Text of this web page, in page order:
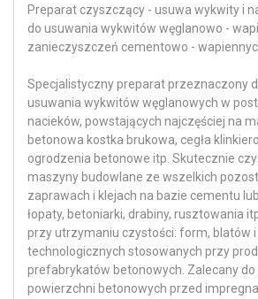
Preparat czyszczący - usuwa wykwity i
do usuwania wykwitów węglanowo -
zanieczyszczeń cementowo -
Specjalistyczny preparat przeznaczony
usuwania wykwitów węglanowych w
nacieków, powstających najczęściej na
betonowa kostka brukowa, cegła
ogrodzenia betonowe itp. Skutecznie
maszyny budowlane ze wszelkich
zaprawach i klejach na bazie cementu
łopaty, betoniarki, drabiny, rusztowania
przy utrzymaniu czystości: form, blatów i
technologicznych stosowanych przy
prefabrykatów betonowych. Zalecany
powierzchni betonowych przed